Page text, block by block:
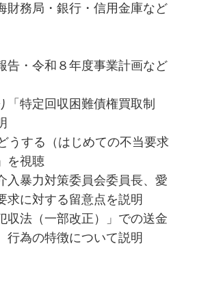
議
2022～2024
案内・回答
財務局・銀行・信用金庫など
告・令和８年度事業計画など
「特定回収困難債権買取制
うする（はじめての不当要求
を視聴
入暴力対策委員会委員長、愛
求に対する留意点を説明
収法（一部改正）」での送金
行為の特徴について説明